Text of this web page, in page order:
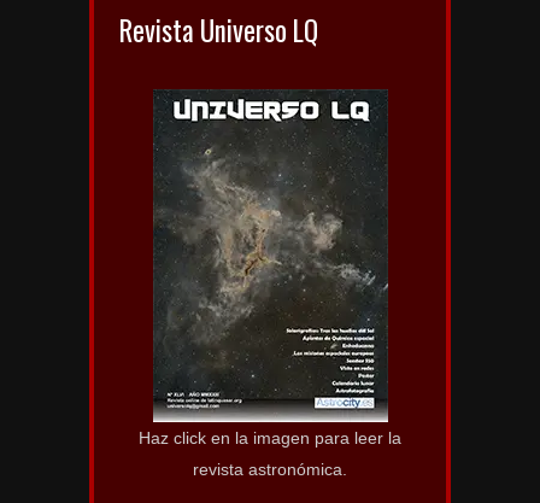
Revista Universo LQ
Haz click en la imagen para leer la
revista astronómica.